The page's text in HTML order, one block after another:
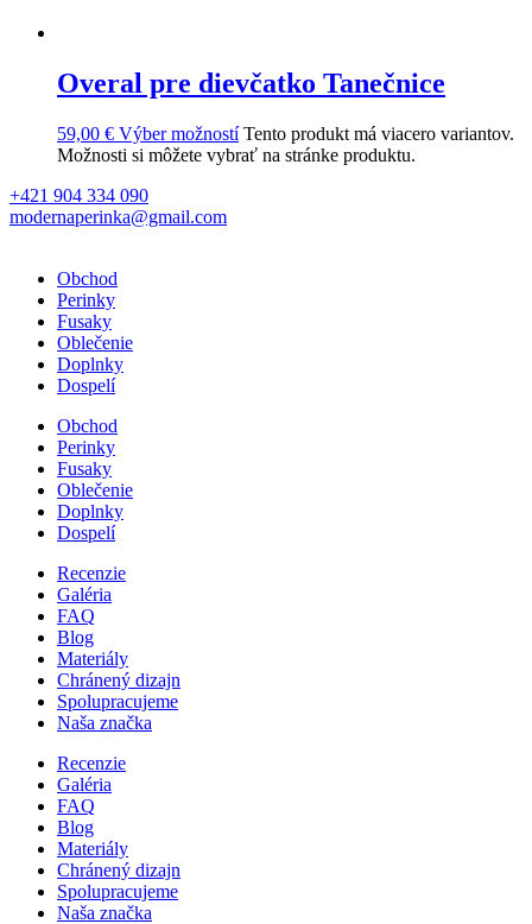
Overal pre dievčatko Tanečnice
59,00 € Výber možností Tento produkt má viacero variantov.
Možnosti si môžete vybrať na stránke produktu.
+421 904 334 090
modernaperinka@gmail.com
Obchod
Perinky
Fusaky
Oblečenie
Doplnky
Dospelí
Obchod
Perinky
Fusaky
Oblečenie
Doplnky
Dospelí
Recenzie
Galéria
FAQ
Blog
Materiály
Chránený dizajn
Spolupracujeme
Naša značka
Recenzie
Galéria
FAQ
Blog
Materiály
Chránený dizajn
Spolupracujeme
Naša značka